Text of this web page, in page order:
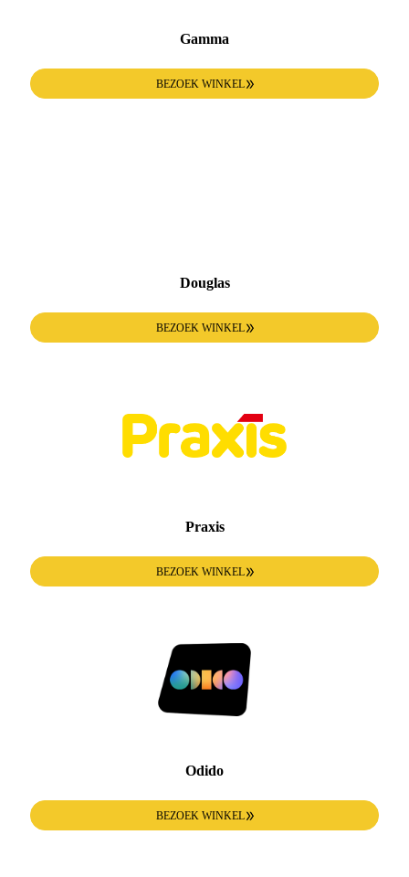
Gamma
BEZOEK WINKEL
Douglas
BEZOEK WINKEL
Praxis
BEZOEK WINKEL
Odido
BEZOEK WINKEL